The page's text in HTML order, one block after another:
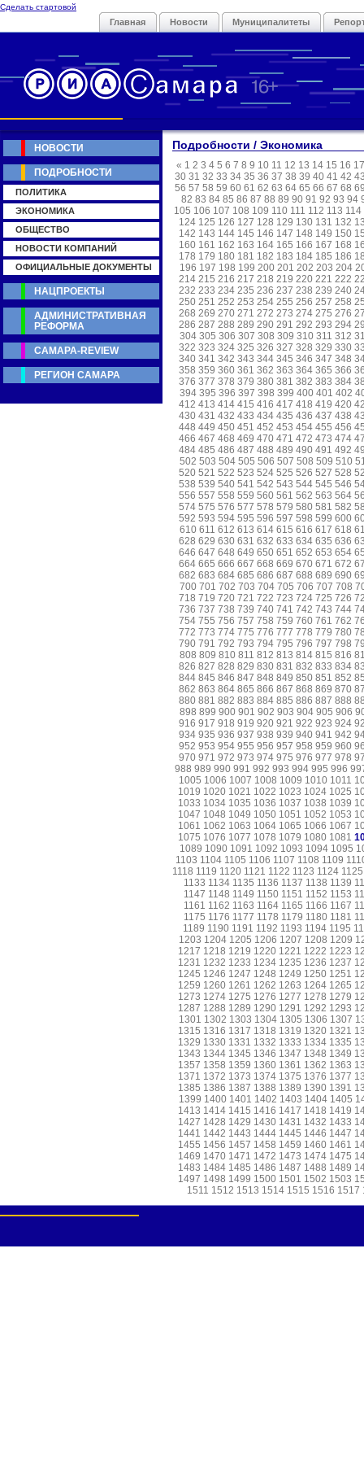
Сделать стартовой
Главная Новости Муниципалитеты
Подробности / Экономика
« 1 2 3 4 5 6 7 8 9 10 11 12 13 14 15 16 17
30 31 32 33 34 35 36 37 38 39 40 41 42
56 57 58 59 60 61 62 63 64 65 66 67 68
82 83 84 85 86 87 88 89 90 91 92 93 94
105 106 107 108 109 110 111 112 113 114
124 125 126 127 128 129 130 131 132
142 143 144 145 146 147 148 149 150
160 161 162 163 164 165 166 167 168
178 179 180 181 182 183 184 185 186
196 197 198 199 200 201 202 203 204
214 215 216 217 218 219 220 221 222
232 233 234 235 236 237 238 239 240
250 251 252 253 254 255 256 257 258
268 269 270 271 272 273 274 275 276
286 287 288 289 290 291 292 293 294
304 305 306 307 308 309 310 311 312
322 323 324 325 326 327 328 329 330
340 341 342 343 344 345 346 347 348
358 359 360 361 362 363 364 365 366
376 377 378 379 380 381 382 383 384
394 395 396 397 398 399 400 401 402
412 413 414 415 416 417 418 419 420
430 431 432 433 434 435 436 437 438
448 449 450 451 452 453 454 455 456
466 467 468 469 470 471 472 473 474
484 485 486 487 488 489 490 491 492
502 503 504 505 506 507 508 509 510
520 521 522 523 524 525 526 527 528
538 539 540 541 542 543 544 545 546
556 557 558 559 560 561 562 563 564
574 575 576 577 578 579 580 581 582
592 593 594 595 596 597 598 599 600
610 611 612 613 614 615 616 617 618
628 629 630 631 632 633 634 635 636
646 647 648 649 650 651 652 653 654
664 665 666 667 668 669 670 671 672
682 683 684 685 686 687 688 689 690
700 701 702 703 704 705 706 707 708
718 719 720 721 722 723 724 725 726
736 737 738 739 740 741 742 743 744
754 755 756 757 758 759 760 761 762
772 773 774 775 776 777 778 779 780
790 791 792 793 794 795 796 797 798
808 809 810 811 812 813 814 815 816
826 827 828 829 830 831 832 833 834
844 845 846 847 848 849 850 851 852
862 863 864 865 866 867 868 869 870
880 881 882 883 884 885 886 887 888
898 899 900 901 902 903 904 905 906
916 917 918 919 920 921 922 923 924
934 935 936 937 938 939 940 941 942
952 953 954 955 956 957 958 959 960
970 971 972 973 974 975 976 977 978
988 989 990 991 992 993 994 995 996
1005 1006 1007 1008 1009 1010 1011
1019 1020 1021 1022 1023 1024 1025
1033 1034 1035 1036 1037 1038 1039
1047 1048 1049 1050 1051 1052 1053
1061 1062 1063 1064 1065 1066 1067
1075 1076 1077 1078 1079 1080 1081
1089 1090 1091 1092 1093 1094 1095
1103 1104 1105 1106 1107 1108 1109
1118 1119 1120 1121 1122 1123 1124 1125
1133 1134 1135 1136 1137 1138 1139
1147 1148 1149 1150 1151 1152 1153
1161 1162 1163 1164 1165 1166 1167
1175 1176 1177 1178 1179 1180 1181
1189 1190 1191 1192 1193 1194 1195
1203 1204 1205 1206 1207 1208 1209
1217 1218 1219 1220 1221 1222 1223
1231 1232 1233 1234 1235 1236 1237
1245 1246 1247 1248 1249 1250 1251
1259 1260 1261 1262 1263 1264 1265
1273 1274 1275 1276 1277 1278 1279
1287 1288 1289 1290 1291 1292 1293
1301 1302 1303 1304 1305 1306 1307
1315 1316 1317 1318 1319 1320 1321
1329 1330 1331 1332 1333 1334 1335
1343 1344 1345 1346 1347 1348 1349
1357 1358 1359 1360 1361 1362 1363
1371 1372 1373 1374 1375 1376 1377
1385 1386 1387 1388 1389 1390 1391
1399 1400 1401 1402 1403 1404 1405
1413 1414 1415 1416 1417 1418 1419
1427 1428 1429 1430 1431 1432 1433
1441 1442 1443 1444 1445 1446 1447
1455 1456 1457 1458 1459 1460 1461
1469 1470 1471 1472 1473 1474 1475
1483 1484 1485 1486 1487 1488 1489
1497 1498 1499 1500 1501 1502 1503
1511 1512 1513 1514 1515 1516 1517
НОВОСТИ
ПОДРОБНОСТИ
ПОЛИТИКА
ЭКОНОМИКА
ОБЩЕСТВО
НОВОСТИ КОМПАНИЙ
ОФИЦИАЛЬНЫЕ ДОКУМЕНТЫ
НАЦПРОЕКТЫ
АДМИНИСТРАТИВНАЯ
РЕФОРМА
САМАРА-REVIEW
РЕГИОН САМАРА